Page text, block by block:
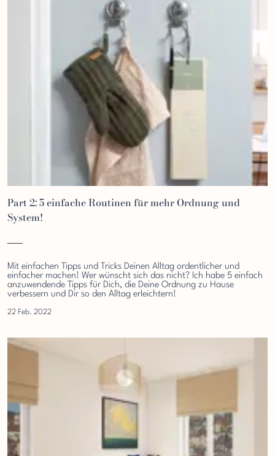
Part 2: 5 einfache Routinen für mehr Ordnung und
System!
Mit einfachen Tipps und Tricks Deinen Alltag ordentlicher und
einfacher machen! Wer wünscht sich das nicht? Ich habe 5 einfach
anzuwendende Tipps für Dich, die Deine Ordnung zu Hause
verbessern und Dir so den Alltag erleichtern!
22 Feb. 2022